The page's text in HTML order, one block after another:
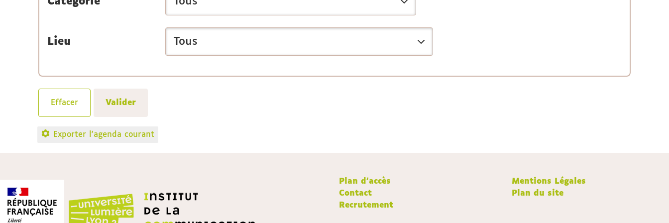
Lieu
Exporter l'agenda courant
Plan d'accès
Mentions Légales
Contact
Plan du site
Recrutement